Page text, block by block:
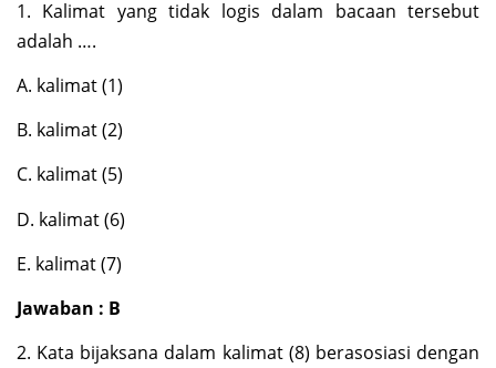
1. Kalimat yang tidak logis dalam bacaan tersebut
adalah ….
A. kalimat (1)
B. kalimat (2)
C. kalimat (5)
D. kalimat (6)
E. kalimat (7)
Jawaban : B
2. Kata bijaksana dalam kalimat (8) berasosiasi dengan